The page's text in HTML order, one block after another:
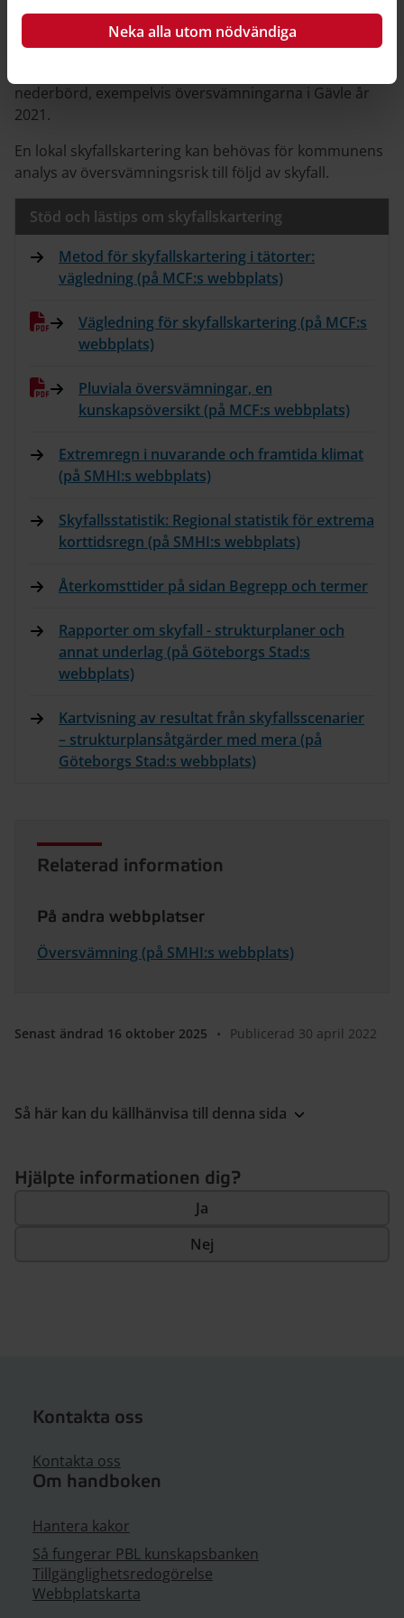
Neka alla utom nödvändiga
Det finns stort behov av skyfallskarteringar för
tätorter. På senare år har flera allvarliga
nederbörd, exempelvis översvämningarna i Gävle år
2021.
En lokal skyfallskartering kan behövas för kommunens
analys av översvämningsrisk till följd av skyfall.
Stöd och lästips om skyfallskartering
Metod för skyfallskartering i tätorter:
vägledning (på MCF:s webbplats)
Vägledning för skyfallskartering (på MCF:s
webbplats)
Pluviala översvämningar, en
kunskapsöversikt (på MCF:s webbplats)
Extremregn i nuvarande och framtida klimat
(på SMHI:s webbplats)
Skyfallsstatistik: Regional statistik för extrema
korttidsregn (på SMHI:s webbplats)
Återkomsttider på sidan Begrepp och termer
Rapporter om skyfall - strukturplaner och
annat underlag (på Göteborgs Stad:s
webbplats)
Kartvisning av resultat från skyfallsscenarier
– strukturplansåtgärder med mera (på
Göteborgs Stad:s webbplats)
Relaterad information
På andra webbplatser
Översvämning (på SMHI:s webbplats)
Senast ändrad 16 oktober 2025 • Publicerad 30 april 2022
Så här kan du källhänvisa till denna sida
Hjälpte informationen dig?
Ja
Nej
Kontakta oss
Kontakta oss
Om handboken
Hantera kakor
Så fungerar PBL kunskapsbanken
Tillgänglighetsredogörelse
Webbplatskarta